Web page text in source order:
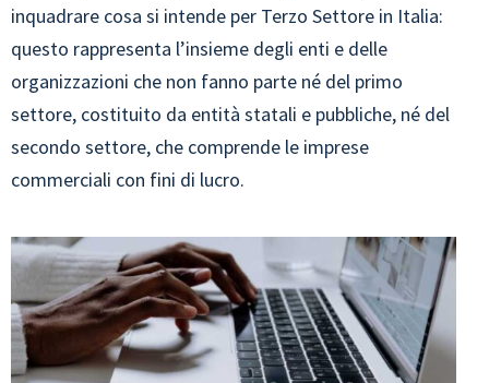
inquadrare cosa si intende per Terzo Settore in Italia:
questo rappresenta l’insieme degli enti e delle
organizzazioni che non fanno parte né del primo
settore, costituito da entità statali e pubbliche, né del
secondo settore, che comprende le imprese
commerciali con fini di lucro.